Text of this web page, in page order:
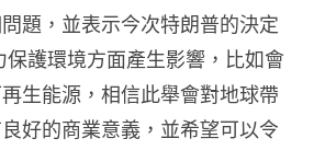
題，並表示今次特朗普的決定
護環境方面產生影響，比如會
生能源，相信此舉會對地球帶
好的商業意義，並希望可以令